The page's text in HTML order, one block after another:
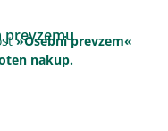
prevzemu
»Osebni prevzem«
nakup.